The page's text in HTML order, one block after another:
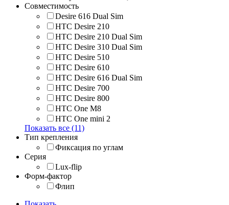
Совместимость
Desire 616 Dual Sim
HTC Desire 210
HTC Desire 210 Dual Sim
HTC Desire 310 Dual Sim
HTC Desire 510
HTC Desire 610
HTC Desire 616 Dual Sim
HTC Desire 700
HTC Desire 800
HTC One M8
HTC One mini 2
Показать все (11)
Тип крепления
Фиксация по углам
Серия
Lux-flip
Форм-фактор
Флип